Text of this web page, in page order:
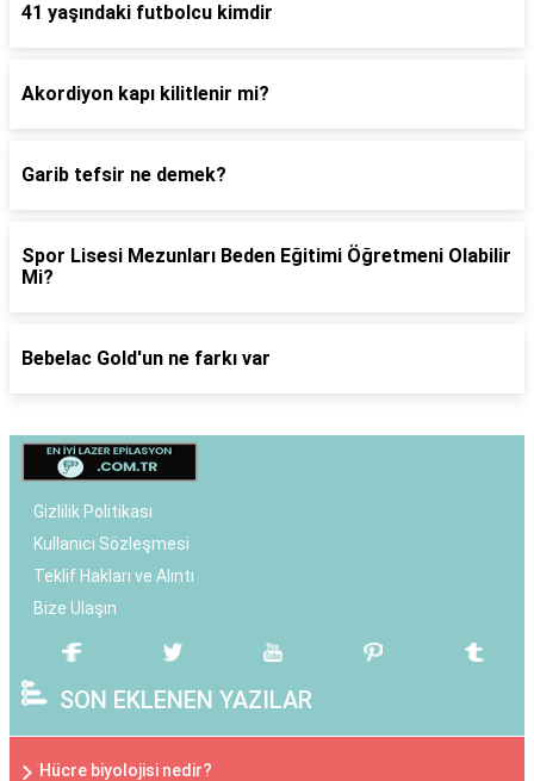
41 yaşındaki futbolcu kimdir
Akordiyon kapı kilitlenir mi?
Garib tefsir ne demek?
Spor Lisesi Mezunları Beden Eğitimi Öğretmeni Olabilir
Mi?
Bebelac Gold'un ne farkı var
Gizlilik Politikası
Kullanıcı Sözleşmesi
Teklif Hakları ve Alıntı
Bize Ulaşın
SON EKLENEN YAZILAR
Hücre biyolojisi nedir?